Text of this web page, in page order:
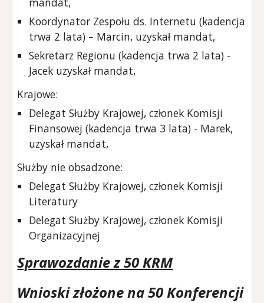
Koordynator Zespołu ds. Internetu (kadencja
trwa 2 lata) – Marcin, uzyskał mandat,
Sekretarz Regionu (kadencja trwa 2 lata) -
Jacek uzyskał mandat,
Krajowe:
Delegat Służby Krajowej, członek Komisji
Finansowej (kadencja trwa 3 lata) - Marek,
uzyskał mandat,
Służby nie obsadzone:
Delegat Służby Krajowej, członek Komisji
Literatury
Delegat Służby Krajowej, członek Komisji
Organizacyjnej
Sprawozdanie z 50 KRM
Wnioski złożone na50Konferencji